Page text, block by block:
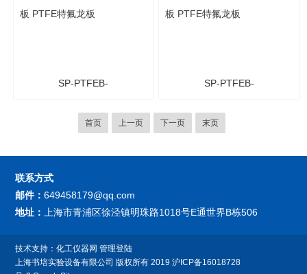
SP-PTFEB-
34100*100*6mm聚四氟乙
SP-PTFEB-
109600*600*5mm聚四氟乙
首页 上一页 下一页 末页
联系方式
邮件：649458179@qq.com
地址：
上海市青浦区徐泾镇明珠路1018号E通世界B栋506
技术支持：化工仪器网 管理登陆
上海书培实验设备有限公司 版权所有 2019沪ICP备16018728